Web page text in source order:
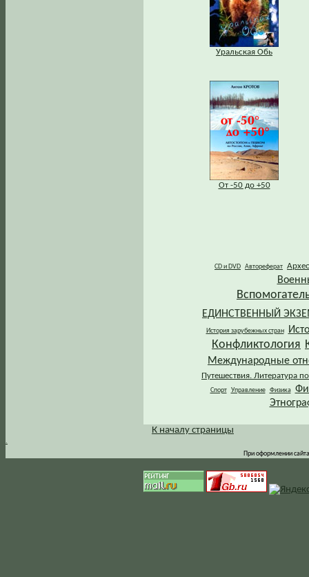
Уральская Обь
От -50 до +50
CD и DVD Автореферат
ЕДИНСТВЕННЫЙ
История зарубежных стран
Конфликтология
Международные
Путешествия. Литература
Спорт Управление Физика
.
К началу страницы
При оформлении